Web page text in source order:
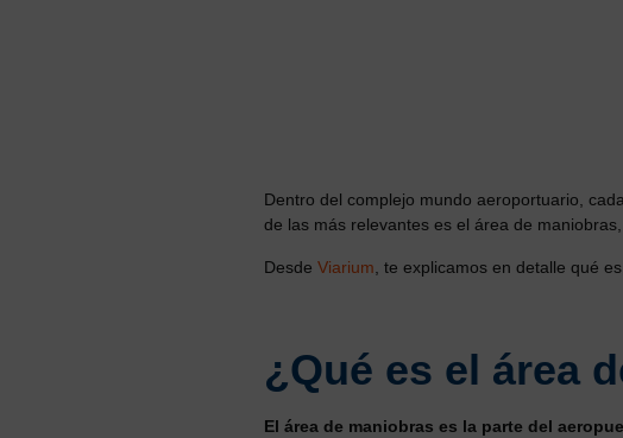
Dentro del complejo mundo aeroportuario,
de las más relevantes es el área de
Desde Viarium , te explicamos en detalle qué
¿Qué es el área
El área de maniobras es la parte del